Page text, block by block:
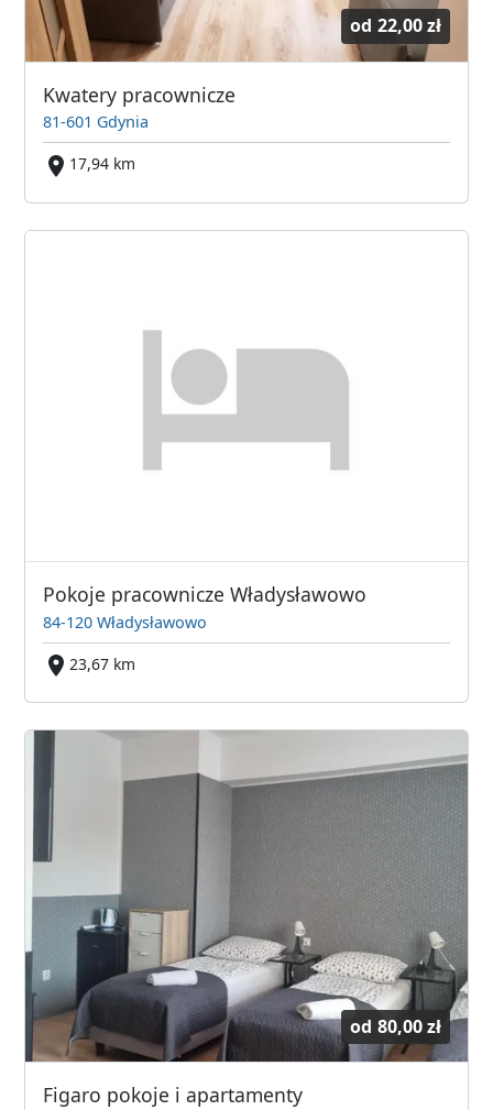
od 22,00 zł
Kwatery pracownicze
81-601 Gdynia
17,94 km
Pokoje pracownicze Władysławowo
84-120 Władysławowo
23,67 km
od 80,00 zł
Figaro pokoje i apartamenty